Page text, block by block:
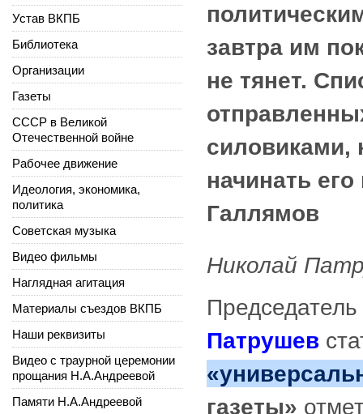
завтра им
не тянет.
силовиками,
начинать
Галлямов
Николай
Патрушев
газеты»
Устав ВКПБ
Библиотека
Организации
Газеты
СССР в Великой
Отечественной войне
Рабочее движение
Идеология, экономика,
политика
Советская музыка
Видео фильмы
Наглядная агитация
Материалы съездов ВКПБ
Наши реквизиты
Видео с траурной церемонии
прощания Н.А.Андреевой
Памяти Н.А.Андреевой